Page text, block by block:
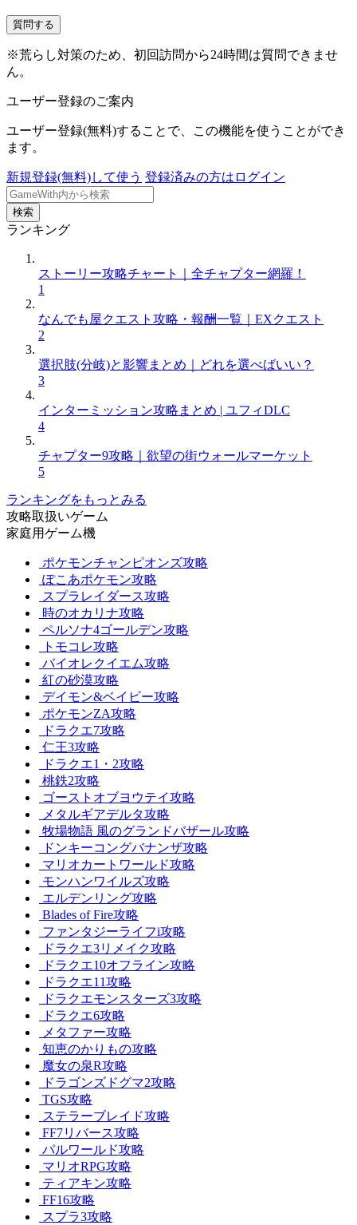
質問する
※荒らし対策のため、初回訪問から24時間は質問できませ
ん。
ユーザー登録のご案内
ユーザー登録(無料)することで、この機能を使うことができ
ます。
新規登録(無料)して使う 登録済みの方はログイン
検索
ランキング
ストーリー攻略チャート｜全チャプター網羅！
1
なんでも屋クエスト攻略・報酬一覧｜EXクエスト
2
選択肢(分岐)と影響まとめ｜どれを選べばいい？
3
インターミッション攻略まとめ | ユフィDLC
4
チャプター9攻略｜欲望の街ウォールマーケット
5
ランキングをもっとみる
攻略取扱いゲーム
家庭用ゲーム機
ポケモンチャンピオンズ攻略
ぽこあポケモン攻略
スプラレイダース攻略
時のオカリナ攻略
ペルソナ4ゴールデン攻略
トモコレ攻略
バイオレクイエム攻略
紅の砂漠攻略
デイモン&ベイビー攻略
ポケモンZA攻略
ドラクエ7攻略
仁王3攻略
ドラクエ1・2攻略
桃鉄2攻略
ゴーストオブヨウテイ攻略
メタルギアデルタ攻略
牧場物語 風のグランドバザール攻略
ドンキーコングバナンザ攻略
マリオカートワールド攻略
モンハンワイルズ攻略
エルデンリング攻略
Blades of Fire攻略
ファンタジーライフi攻略
ドラクエ3リメイク攻略
ドラクエ10オフライン攻略
ドラクエ11攻略
ドラクエモンスターズ3攻略
ドラクエ6攻略
メタファー攻略
知恵のかりもの攻略
魔女の泉R攻略
ドラゴンズドグマ2攻略
TGS攻略
ステラーブレイド攻略
FF7リバース攻略
パルワールド攻略
マリオRPG攻略
ティアキン攻略
FF16攻略
スプラ3攻略